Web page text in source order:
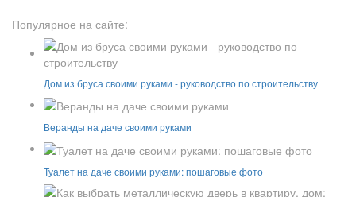
Популярное на сайте:
Дом из бруса своими руками - руководство по строительству
Веранды на даче своими руками
Туалет на даче своими руками: пошаговые фото